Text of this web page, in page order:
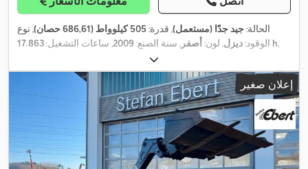
الحالة:جيد جدًا (مستعمل), قدرة: 505 كيلوواط (686,61 حصان)
, نوع
الوقود:ديزل, لون: أصفر , سنة الصنع:2009, ساعات التشغيل: 17.863 h,
إعلان صغير